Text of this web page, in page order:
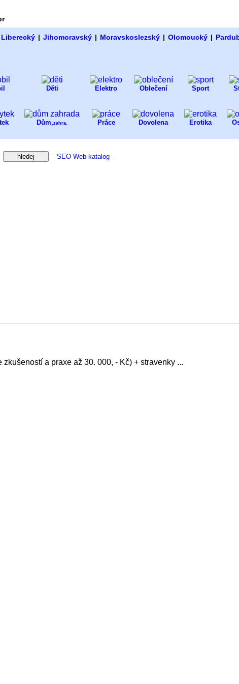
Liberecký |Jihomoravský | Moravskoslezský | Olomoucký |
Děti Elektro Oblečení Sport
Dům,zahra. Práce Dovolena Erotika
SEO Web katalog
a praxe až 30. 000, - Kč) + stravenky ...